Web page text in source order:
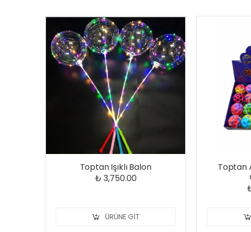
Toptan Işıklı Balon
₺ 3,750.00
ÜRÜNE GIT
Toptan